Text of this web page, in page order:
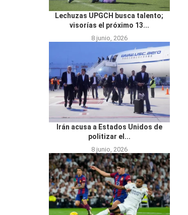
Lechuzas UPGCH busca talento;
visorías el próximo 13...
8 junio, 2026
Irán acusa a Estados Unidos de
politizar el...
8 junio, 2026